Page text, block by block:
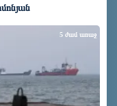
5 ժամ առաջ